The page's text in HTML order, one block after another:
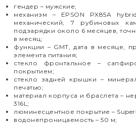
гендер – мужские;
механизм – EPSON PX85A
механический, 7 рубиновых
подзарядки около 6 месяцев,
в месяц;
функции – GMT, дата в месяце,
элемента питания;
стекло фронтальное –
покрытием;
стекло задней крышки –
печатью;
материал корпуса и браслета –
316L;
люминесцентное покрытие –
водонепроницаемость – 50 м;